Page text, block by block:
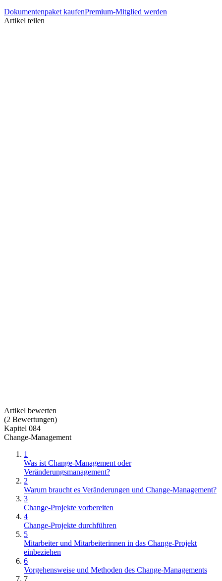
Dokumentenpaket kaufenPremium-Mitglied werden
Artikel teilen
Artikel bewerten
(2 Bewertungen)
Kapitel 084
Change-Management
1
Was ist Change-Management oder
Veränderungsmanagement?
2
Warum braucht es Veränderungen und Change-Management?
3
Change-Projekte vorbereiten
4
Change-Projekte durchführen
5
Mitarbeiter und Mitarbeiterinnen in das Change-Projekt
einbeziehen
6
Vorgehensweise und Methoden des Change-Managements
7